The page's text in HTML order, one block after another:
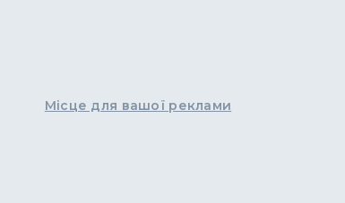
Місце для вашої реклами